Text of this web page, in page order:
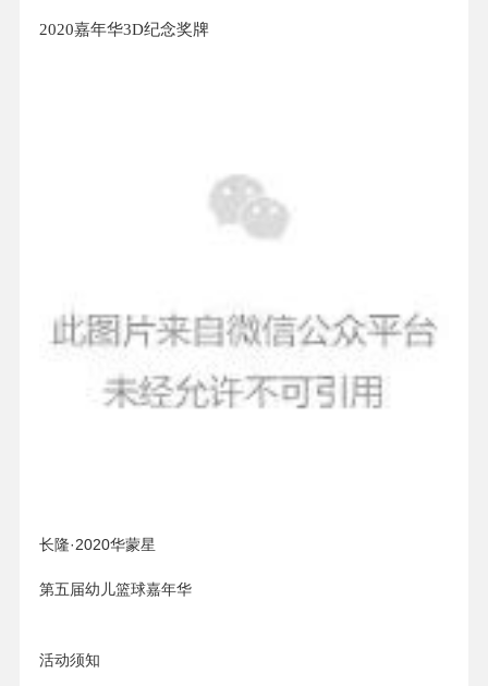
2020嘉年华3D纪念奖牌
长隆·2020华蒙星
第五届幼儿篮球嘉年华
活动须知